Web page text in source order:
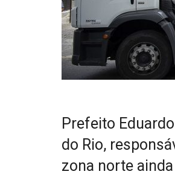
Prefeito
do Rio,
zona norte